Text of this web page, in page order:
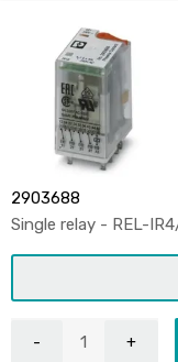
2903688
Single relay - REL-